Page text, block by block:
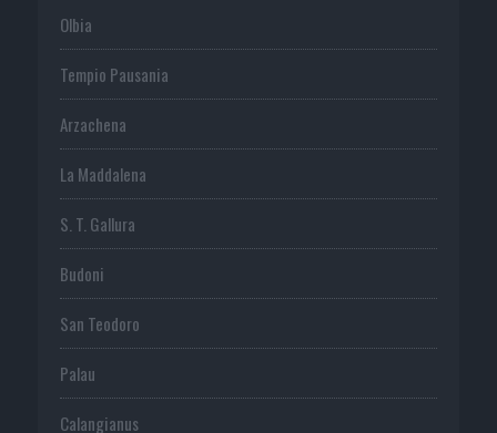
Olbia
Tempio Pausania
Arzachena
La Maddalena
S. T. Gallura
Budoni
San Teodoro
Palau
Calangianus